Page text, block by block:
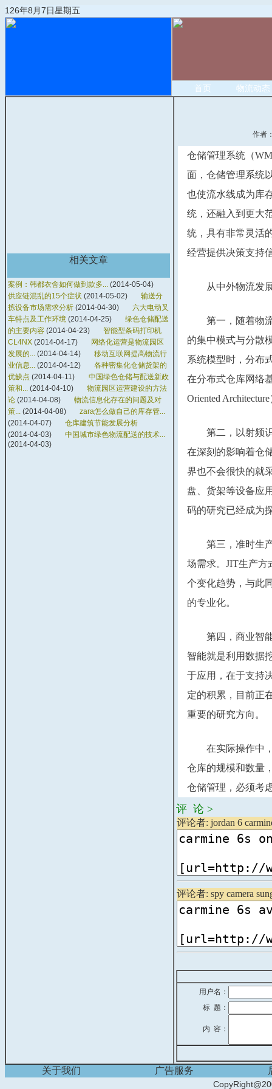
126年8月7日星期五
首页 物流动态
相关文章
案例：韩都衣舍如何做到款多... (2014-05-04)
供应链混乱的15个症状 (2014-05-02)
输送分
拣设备市场需求分析 (2014-04-30)
六大电动叉
车特点及工作环境 (2014-04-25)
绿色仓储配送
的主要内容 (2014-04-23)
智能型条码打印机
CL4NX (2014-04-17)
网络化运营是物流园区
发展的... (2014-04-14)
移动互联网提高物流行
业信息... (2014-04-12)
各种密集化仓储货架的
优缺点 (2014-04-11)
中国绿色仓储与配送新政
策和... (2014-04-10)
物流园区运营建设的方法
论 (2014-04-08)
物流信息化存在的问题及对
策... (2014-04-08)
zara怎么做自己的库存管...
(2014-04-07)
仓库建筑节能发展分析
(2014-04-03)
中国城市绿色物流配送的技术...
(2014-04-03)
作者
仓储管理系统（
面，仓储管理系统
也使流水线成为库
统，还融入到更大
统，具有非常灵活
经营提供决策支持
从中外物流发展
第一，随着物流
的集中模式与分散
系统模型时，分布
在分布式仓库网络
Oriented
第二，以射频识
在深刻的影响着仓
界也不会很快的就
盘、货架等设备应
码的研究已经成为
第三，准时生产
场需求。JIT生产方
个变化趋势，与此
的专业化。
第四，商业智能
智能就是利用数据
于应用，在于支持
定的积累，目前正
重要的研究方向。
在实际操作中，
仓库的规模和数量
仓储管理，必须考
评 论 >
评论者: jordan 6
评论者: spy camera
用户名：
标 题：
内 容：
关于我们 广告服务